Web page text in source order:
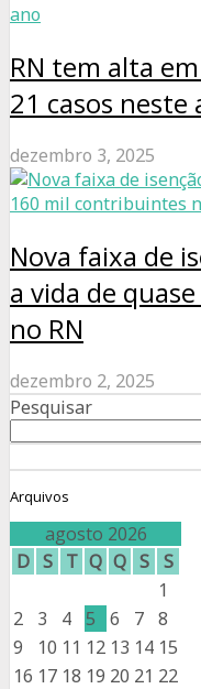
RN tem alta
21 casos neste
dezembro 3, 2025
Nova faixa de
a vida de
no RN
dezembro 2, 2025
Pesquisar
Arquivos
agosto 2026
D S T Q Q S
S
1
2
3 4 5 6 7 8
9
10 11 12 13 14 15
16 17 18 19 20 21 22